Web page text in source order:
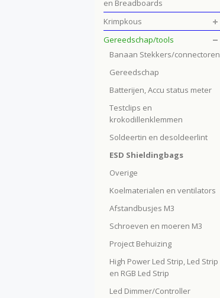
en Breadboards
Krimpkous
Gereedschap/tools
Banaan Stekkers/connectoren
Gereedschap
Batterijen, Accu status meter
Testclips en
krokodillenklemmen
Soldeertin en desoldeerlint
ESD Shieldingbags
Overige
Koelmaterialen en ventilators
Afstandbusjes M3
Schroeven en moeren M3
Project Behuizing
High Power Led Strip, Led Strip
en RGB Led Strip
Led Dimmer/Controller